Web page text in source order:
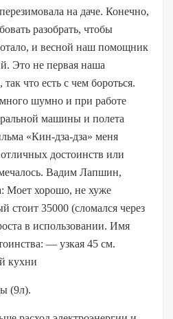
на даче. Конечно,
разобрать, чтобы
и весной наш помощник
Это не первая наша
что есть с чем бороться.
шумно и при работе
машины и полета
«Кин-дза-дза» меня
достоинств или
Вадим Лапшин,
Моет хорошо, не хуже
стоит 35000 (сломался через
в использовании. Имя
— узкая 45 см.
кухни
(9л).